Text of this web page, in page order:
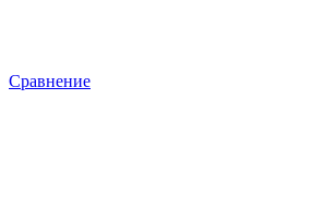
Сравнение